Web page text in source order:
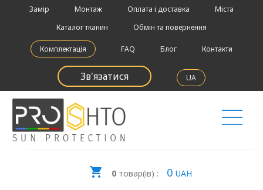
Замір Монтаж Оплата і доставка
Міста
Каталог тканин
Обмін та повернення
Комплектація FAQ Блог Контакти
Зв'язатися UA
0товар(ів) : 0 UAH